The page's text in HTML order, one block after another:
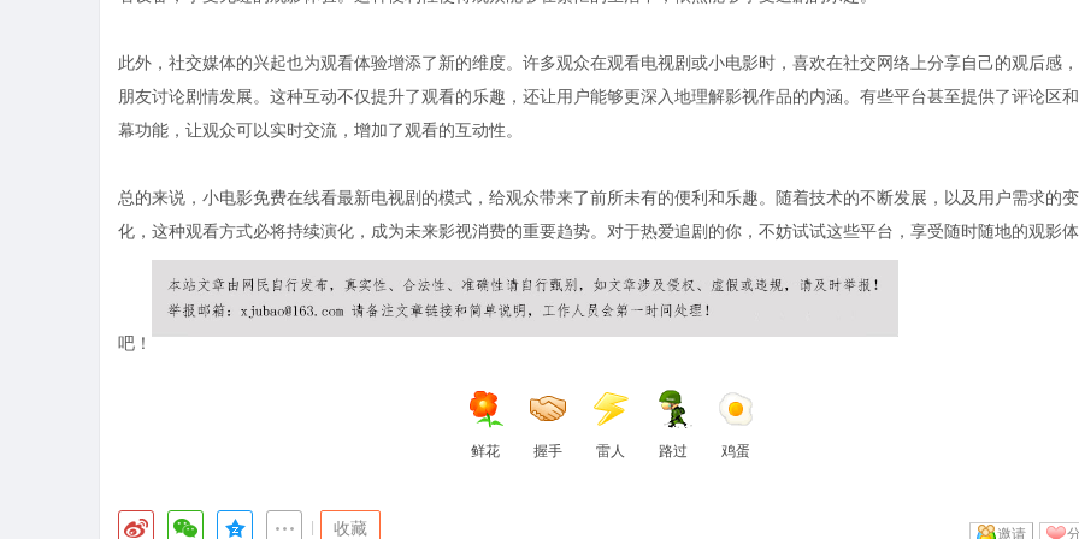
此外，社交媒体的兴起也为观看体验增添了新的维度。许多观众在观看电视剧或小电影时，喜欢在社交网络上分享自己的观后感
朋友讨论剧情发展。这种互动不仅提升了观看的乐趣，还让用户能够更深入地理解影视作品的内涵。有些平台甚至提供了评论区
幕功能，让观众可以实时交流，增加了观看的互动性。
总的来说，小电影免费在线看最新电视剧的模式，给观众带来了前所未有的便利和乐趣。随着技术的不断发展，以及用户需求的变
化，这种观看方式必将持续演化，成为未来影视消费的重要趋势。对于热爱追剧的你，不妨试试这些平台，享受随时随地的观影
吧！
鲜花 握手 雷人 路过 鸡蛋
收藏 邀请